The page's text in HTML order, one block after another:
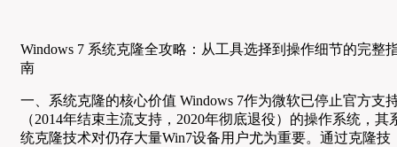
Windows 7 系统克隆全攻略：从工具选择到操作细节的完整
南
一、系统克隆的核心价值 Windows 7作为微软已停止官方支
（2014年结束主流支持，2020年彻底退役）的操作系统，其
统克隆技术对仍存大量Win7设备用户尤为重要。通过克隆技